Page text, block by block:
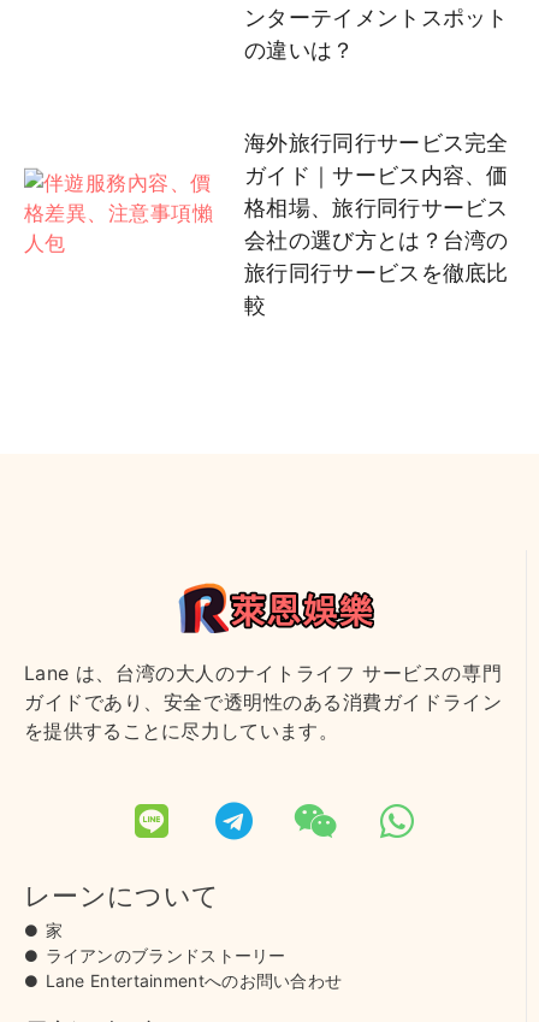
ンターテイメントスポット
の違いは？
海外旅行同行サービス完全
ガイド｜サービス内容、価
格相場、旅行同行サービス
会社の選び方とは？台湾の
旅行同行サービスを徹底比
較
Lane は、台湾の大人のナイトライフ サービスの専門
ガイドであり、安全で透明性のある消費ガイドライン
を提供することに尽力しています。
レーンについて
家
ライアンのブランドストーリー
Lane Entertainmentへのお問い合わせ